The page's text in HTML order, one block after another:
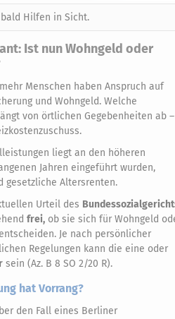
Hilfen in Sicht.
Ist nun Wohngeld oder
Menschen haben Anspruch auf
und Wohngeld. Welche
von örtlichen Gegebenheiten ab –
liegt an den höheren
Jahren eingeführt wurden,
gesetzliche Altersrenten.
Urteil des
frei, ob sie sich für Wohngeld
Je nach persönlicher
Regelungen kann die eine oder
sein (Az. B 8 SO 2/20 R).
hat Vorrang?
den Fall eines Berliner